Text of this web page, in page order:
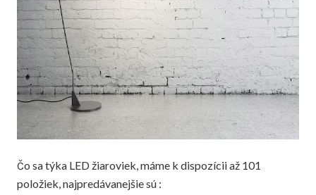
Čo sa týka LED žiaroviek, máme k dispozícii až 101
položiek, najpredávanejšie sú :